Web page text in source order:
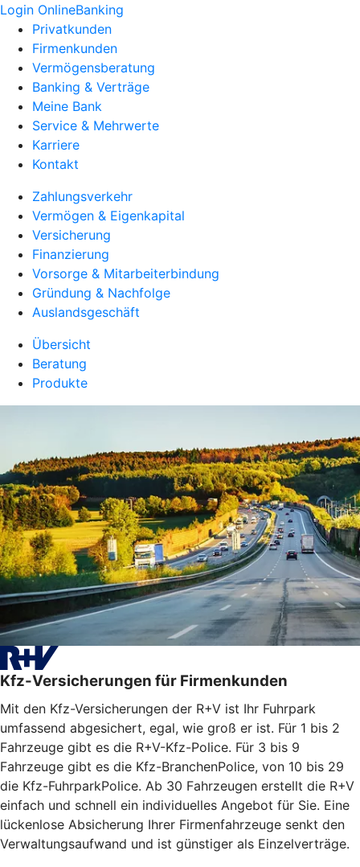
Login OnlineBanking
Privatkunden
Firmenkunden
Vermögensberatung
Banking & Verträge
Meine Bank
Service & Mehrwerte
Karriere
Kontakt
Zahlungsverkehr
Vermögen & Eigenkapital
Versicherung
Finanzierung
Vorsorge & Mitarbeiterbindung
Gründung & Nachfolge
Auslandsgeschäft
Übersicht
Beratung
Produkte
Kfz-Versicherungen für Firmenkunden
Mit den Kfz-Versicherungen der R+V ist Ihr Fuhrpark
umfassend abgesichert, egal, wie groß er ist. Für 1 bis 2
Fahrzeuge gibt es die R+V-Kfz-Police. Für 3 bis 9
Fahrzeuge gibt es die Kfz-BranchenPolice, von 10 bis 29
die Kfz-FuhrparkPolice. Ab 30 Fahrzeugen erstellt die R+V
einfach und schnell ein individuelles Angebot für Sie. Eine
lückenlose Absicherung Ihrer Firmenfahrzeuge senkt den
Verwaltungsaufwand und ist günstiger als Einzelverträge.